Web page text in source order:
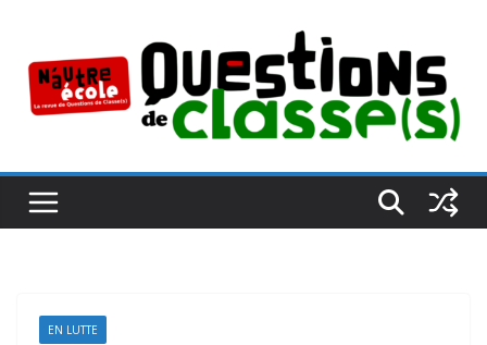
contenu
EN LUTTE